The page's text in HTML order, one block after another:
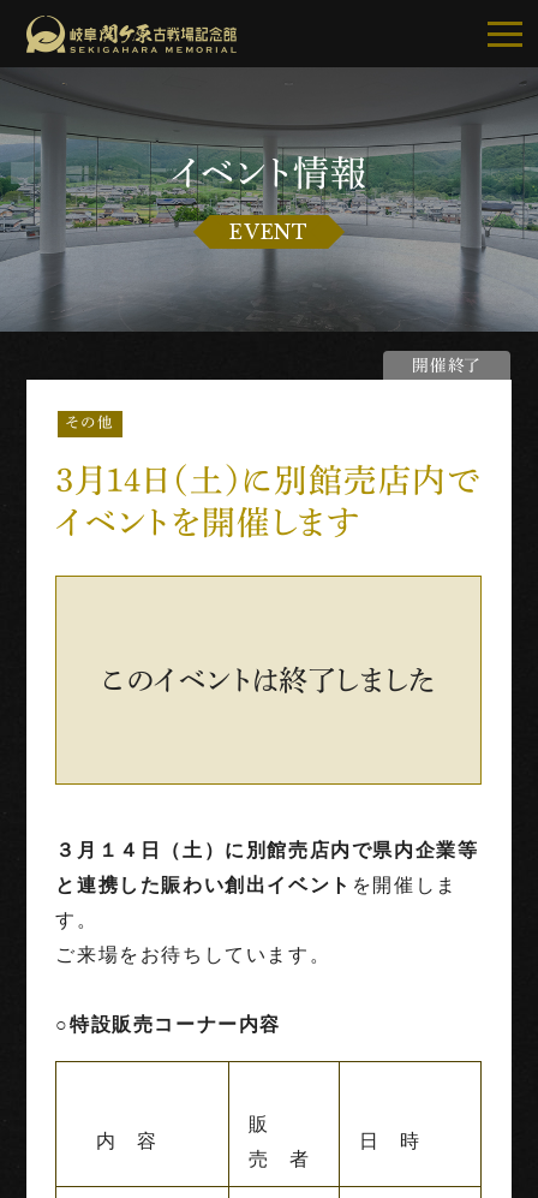
記念館について
ご利用案内
お知らせ
展示・イベント
古戦場・史跡巡り
別館・周辺グルメ
世界三大古戦場
English Français 中文（繁体字） 中文（简化字）
イベント情報
EVENT
その他
開催終了
３月１４日（土）に別館売店内で
イベントを開催します
このイベントは終了しました
３月１４日（土）に別館売店内で県内企業等
と連携した賑わい創出イベント を開催しま
す。
ご来場をお待ちしています。
○特設販売コーナー内容
内 容
販
売 者
日 時